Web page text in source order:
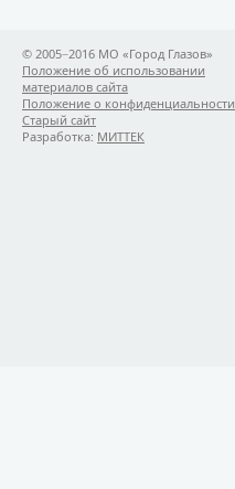
© 2005−2016 МО «Город Глазов»
Положение об использовании
материалов сайта
Положение о конфиденциальности
Старый сайт
Разработка: МИТТЕК